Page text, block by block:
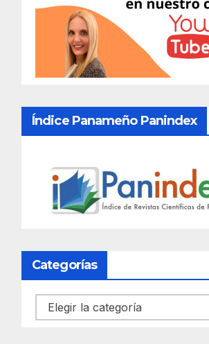
Índice Panameño Panindex
Categorías
Categorías